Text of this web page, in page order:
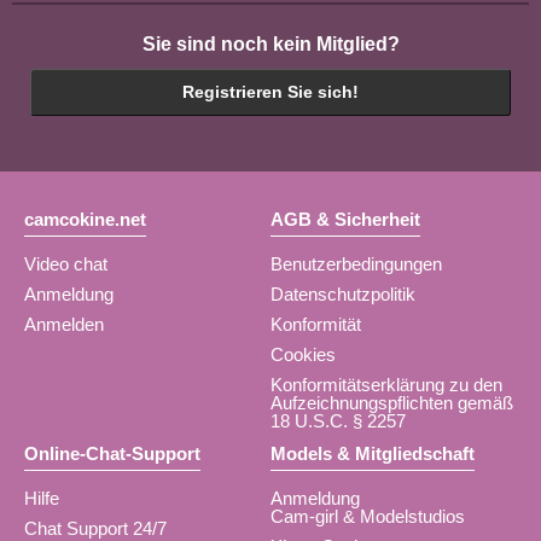
Sie sind noch kein Mitglied?
Registrieren Sie sich!
camcokine.net
Video chat
Anmeldung
Anmelden
AGB & Sicherheit
Benutzerbedingungen
Datenschutzpolitik
Konformität
Cookies
Konformitätserklärung zu den
Aufzeichnungspflichten gemäß
18 U.S.C. § 2257
Online-Chat-Support
Hilfe
Chat Support 24/7
Models & Mitgliedschaft
Anmeldung
Cam-girl & Modelstudios